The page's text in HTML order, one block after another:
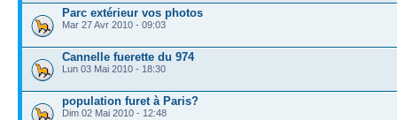
Parc extérieur vos photos
Mar 27 Avr 2010 - 09:03
Cannelle fuerette du 974
Lun 03 Mai 2010 - 18:30
population furet à Paris?
Dim 02 Mai 2010 - 12:48